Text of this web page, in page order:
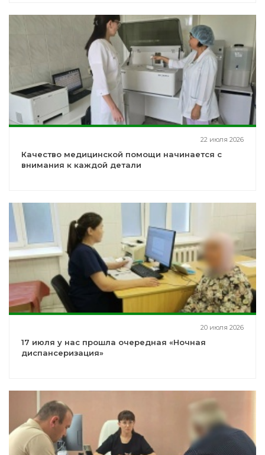
22 июля 2026
Качество медицинской помощи начинается с
внимания к каждой детали
20 июля 2026
17 июля у нас прошла очередная «Ночная
диспансеризация»